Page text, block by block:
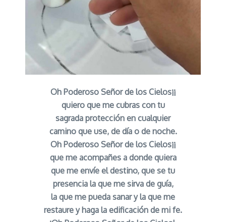
Oh Poderoso Señor de los Cielos¡¡
quiero que me cubras con tu
sagrada protección en cualquier
camino que use, de día o de noche.
Oh Poderoso Señor de los Cielos¡¡
que me acompañes a donde quiera
que me envíe el destino, que se tu
presencia la que me sirva de guía,
la que me pueda sanar y la que me
restaure y haga la edificación de mi fe.